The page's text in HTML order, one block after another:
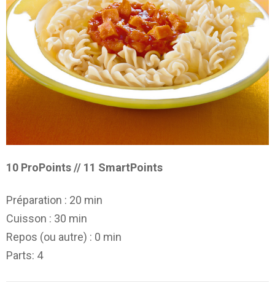
10 ProPoints // 11 SmartPoints
Préparation : 20 min
Cuisson : 30 min
Repos (ou autre) : 0 min
Parts: 4